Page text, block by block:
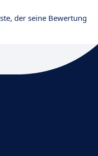
der seine Bewertung